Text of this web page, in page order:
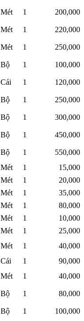
Mét 1 200,000
Mét 1 220,000
Mét 1 250,000
Bộ 1 100,000
Cái 1 120,000
Bộ 1 250,000
Bộ 1 300,000
Bộ 1 450,000
Bộ 1
550,000
Mét 1
15,000
Mét 1
20,000
Mét 1
35,000
Mét 1
80,000
Mét 1
10,000
Mét 1
25,000
Mét 1
40,000
Cái 1
90,000
Mét 1 40,000
Bộ 1 80,000
Bộ 1
100,000